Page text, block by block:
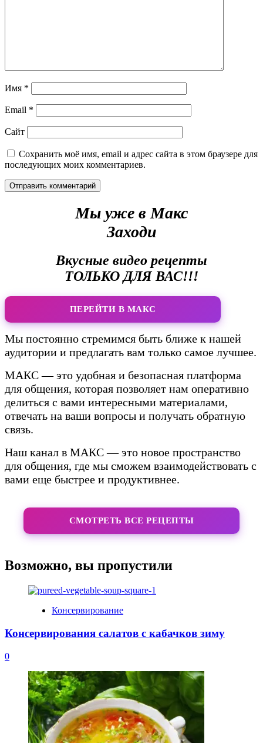
Имя *
Email *
Сайт
Сохранить моё имя, email и адрес сайта в этом браузере для
последующих моих комментариев.
Мы уже в Макс
Заходи
Вкусные видео рецепты
ТОЛЬКО ДЛЯ ВАС!!!
ПЕРЕЙТИ В МАКС
Мы постоянно стремимся быть ближе к нашей
аудитории и предлагать вам только самое лучшее.
МАКС — это удобная и безопасная платформа
для общения, которая позволяет нам оперативно
делиться с вами интересными материалами,
отвечать на ваши вопросы и получать обратную
связь.
Наш канал в МАКС — это новое пространство
для общения, где мы сможем взаимодействовать с
вами еще быстрее и продуктивнее.
СМОТРЕТЬ ВСЕ РЕЦЕПТЫ
Возможно, вы пропустили
Консервирование
Консервирования салатов с кабачков зиму
0